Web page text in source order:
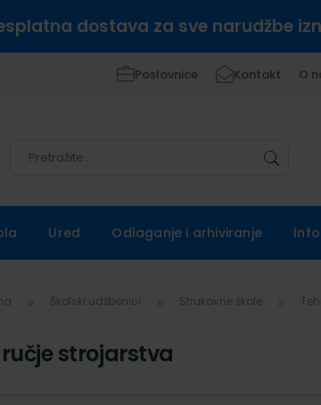
dostava za sve narudžbe
Poslovnice Kontakt O
Ured Odlaganje i arhiviranje
Školski udžbenici Strukovne škole
strojarstva